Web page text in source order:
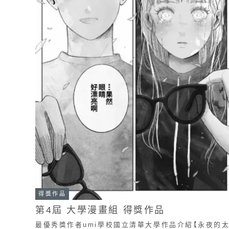
得獎作品
第4屆 大學漫畫組 得獎作品
最優秀獎作者umi學校國立清華大學作品介紹【永夜的